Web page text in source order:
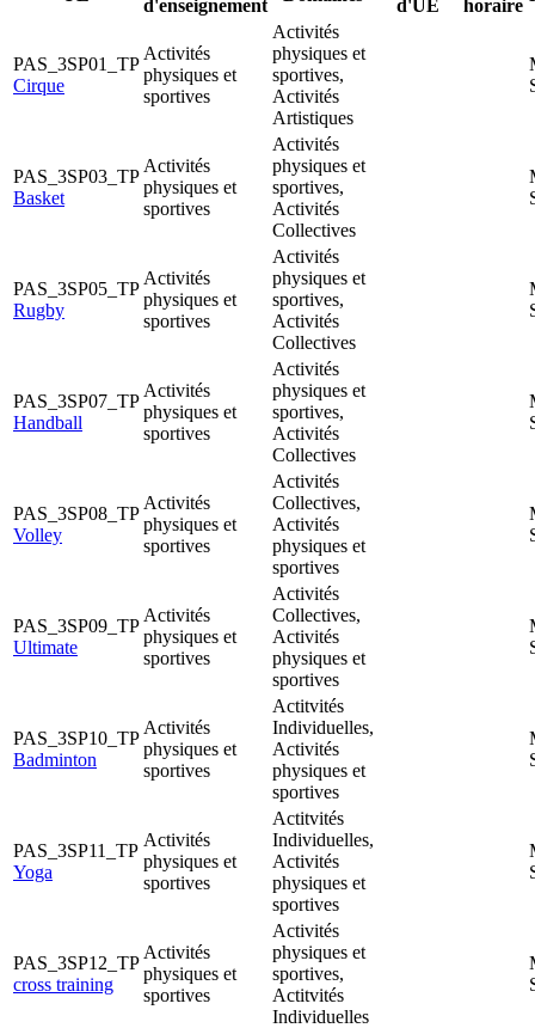
d'enseignement d'UE horaire
PAS_3SP01_TP
Cirque
Activités
physiques et
sportives
Activités
physiques et
sportives,
Activités
Artistiques
PAS_3SP03_TP
Basket
Activités
physiques et
sportives
Activités
physiques et
sportives,
Activités
Collectives
PAS_3SP05_TP
Rugby
Activités
physiques et
sportives
Activités
physiques et
sportives,
Activités
Collectives
PAS_3SP07_TP
Handball
Activités
physiques et
sportives
Activités
physiques et
sportives,
Activités
Collectives
PAS_3SP08_TP
Volley
Activités
physiques et
sportives
Activités
Collectives,
Activités
physiques et
sportives
PAS_3SP09_TP
Ultimate
Activités
physiques et
sportives
Activités
Collectives,
Activités
physiques et
sportives
PAS_3SP10_TP
Badminton
Activités
physiques et
sportives
Actitvités
Individuelles,
Activités
physiques et
sportives
PAS_3SP11_TP
Yoga
Activités
physiques et
sportives
Actitvités
Individuelles,
Activités
physiques et
sportives
PAS_3SP12_TP
cross training
Activités
physiques et
sportives
Activités
physiques et
sportives,
Actitvités
Individuelles